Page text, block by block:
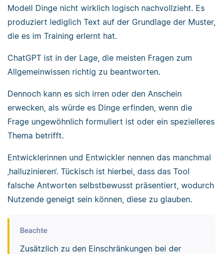
Modell Dinge nicht wirklich logisch nachvollzieht. Es
produziert lediglich Text auf der Grundlage der Muster,
die es im Training erlernt hat.
ChatGPT ist in der Lage, die meisten Fragen zum
Allgemeinwissen richtig zu beantworten.
Dennoch kann es sich irren oder den Anschein
erwecken, als würde es Dinge erfinden, wenn die
Frage ungewöhnlich formuliert ist oder ein spezielleres
Thema betrifft.
Entwicklerinnen und Entwickler nennen das manchmal
‚halluzinieren‘. Tückisch ist hierbei, dass das Tool
falsche Antworten selbstbewusst präsentiert, wodurch
Nutzende geneigt sein können, diese zu glauben.
Beachte
Zusätzlich zu den Einschränkungen bei der